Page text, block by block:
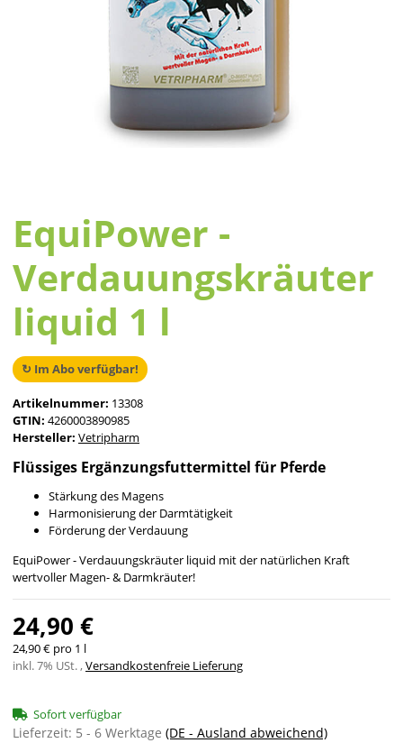
EquiPower -
Verdauungskräuter
liquid 1 l
↻ Im Abo verfügbar!
Artikelnummer: 13308
GTIN: 4260003890985
Hersteller: Vetripharm
Flüssiges Ergänzungsfuttermittel für Pferde
Stärkung des Magens
Harmonisierung der Darmtätigkeit
Förderung der Verdauung
EquiPower - Verdauungskräuter liquid mit der natürlichen Kraft
wertvoller Magen- & Darmkräuter!
24,90 €
24,90 € pro 1 l
inkl. 7% USt. ,Versandkostenfreie Lieferung
Sofort verfügbar
Lieferzeit: 5 - 6 Werktage (DE - Ausland abweichend)